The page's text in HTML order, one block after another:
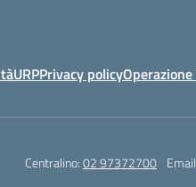
URPPrivacy policy
Centralino:02 97372700